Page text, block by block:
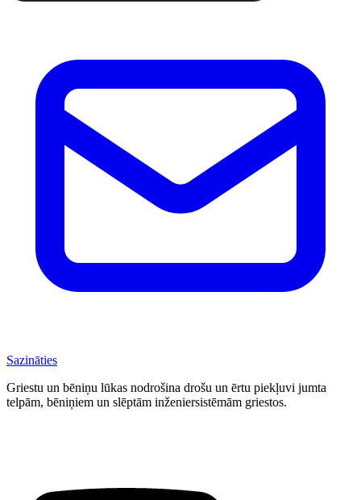
Sazināties
Griestu un bēniņu lūkas nodrošina drošu un ērtu piekļuvi jumta
telpām, bēniņiem un slēptām inženiersistēmām griestos.